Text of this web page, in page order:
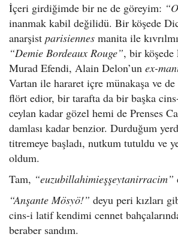
İçeri girdiğimde bir ne de göreyim:
inanmak kabil değilidü. Bir köşede
anarşist parisiennes manita ile
“Demie Bordeaux Rouge”, bir köşede
Murad Efendi, Alain Delon’un ex-
Vartan ile hararet içre münakaşa ve de
flört edior, bir tarafta da bir başka
ceylan kadar gözel hemi de Prenses
damlası kadar benzior. Durduğum
titremeye başladı, nutkum tutuldu ve
oldum.
Tam, “euzubillahimieşşeytanirracim”
“Anşante Mösyö!” deyu peri kızları
cins-i latif kendimi cennet
beraber sandım.